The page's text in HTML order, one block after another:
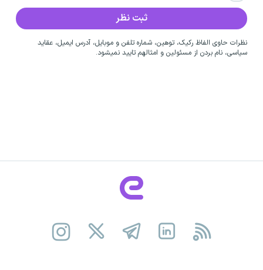
نظرات حاوی الفاظ رکیک، توهین، شماره تلفن و موبایل، آدرس ایمیل، عقاید
سیاسی، نام بردن از مسئولین و امثالهم تایید نمیشود.